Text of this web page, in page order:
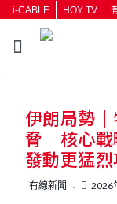
i-CABLE HOY TV
伊朗局勢
脅 核心戰
發動更猛
有線新聞 2026